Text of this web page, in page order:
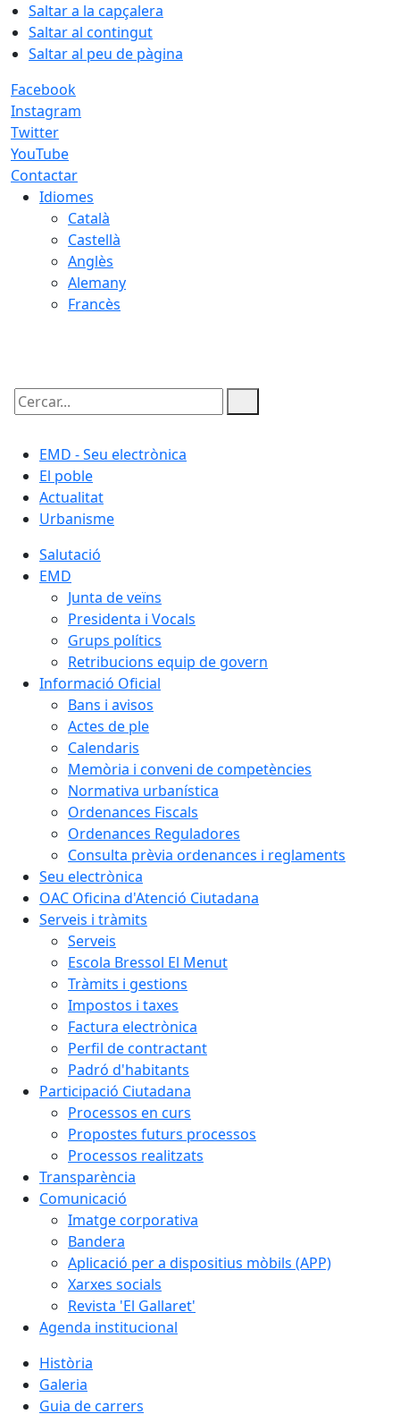
Saltar a la capçalera
Saltar al contingut
Saltar al peu de pàgina
Facebook
Instagram
Twitter
YouTube
Contactar
Idiomes
Català
Castellà
Anglès
Alemany
Francès
Cercar:
EMD - Seu electrònica
El poble
Actualitat
Urbanisme
Salutació
EMD
Junta de veïns
Presidenta i Vocals
Grups polítics
Retribucions equip de govern
Informació Oficial
Bans i avisos
Actes de ple
Calendaris
Memòria i conveni de competències
Normativa urbanística
Ordenances Fiscals
Ordenances Reguladores
Consulta prèvia ordenances i reglaments
Seu electrònica
OAC Oficina d'Atenció Ciutadana
Serveis i tràmits
Serveis
Escola Bressol El Menut
Tràmits i gestions
Impostos i taxes
Factura electrònica
Perfil de contractant
Padró d'habitants
Participació Ciutadana
Processos en curs
Propostes futurs processos
Processos realitzats
Transparència
Comunicació
Imatge corporativa
Bandera
Aplicació per a dispositius mòbils (APP)
Xarxes socials
Revista 'El Gallaret'
Agenda institucional
Història
Galeria
Guia de carrers